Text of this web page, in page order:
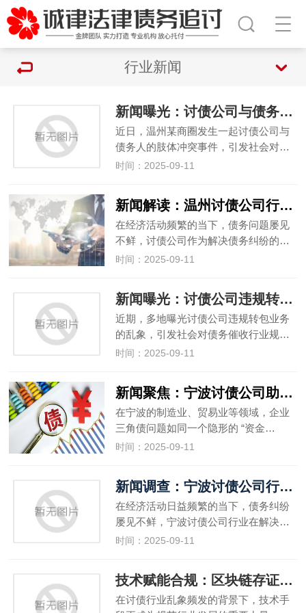
行业新闻
新闻曝光：讨债公司与债务人发生肢体冲突案例
近日，温州某商圈发生一起讨债公司与
债务人的肢体冲突事件，引发社会对…
时间：2025-09-11
新闻解读：温州讨债公司行业的市场前景预测
在经济活动频繁的当下，债务问题屡见
不鲜，讨债公司作为解决债务纠纷的…
时间：2025-09-11
新闻曝光：讨债公司违规转包讨债业务案例
近期，多地曝光讨债公司违规转包业务
的乱象，引发社会对债务催收行业规…
时间：2025-09-11
新闻聚焦：宁波讨债公司助力解决企业三角债问题
在宁波的制造业、贸易业等领域，企业
三角债问题如同一个隐形的 “资金…
时间：2025-09-11
新闻调查：宁波讨债公司行业的服务创新方向
在经济活动日益频繁的当下，债务纠纷
屡见不鲜，宁波讨债公司行业在解决…
时间：2025-09-11
技术赋能合规：区块链存证让讨债公司非法行为可追溯
在讨债行业乱象频发的背景下，技术手